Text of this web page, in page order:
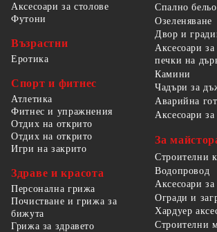
Аксесоари за столове
Футони
Възрастни
Еротика
Спорт и фитнес
Атлетика
Фитнес и упражнения
Отдих на открито
Отдих на открито
Игри на закрито
Здраве и красота
Персонална грижа
Почистване и грижа за
бижута
Грижа за здравето
Спално
Озеленяване
Двор и
Аксесоари
печки на
Камини
Чадъри за
Аварийна
Аксесоари
За
Строителни
Водопровод
Аксесоари
Огради и
Хардуер
Строителни